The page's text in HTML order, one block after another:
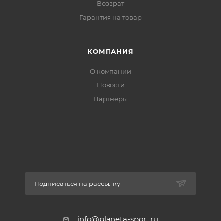
Возврат
Гарантия на товар
КОМПАНИЯ
О компании
Новости
Партнеры
Подписаться на рассылку
info@planeta-sport.ru